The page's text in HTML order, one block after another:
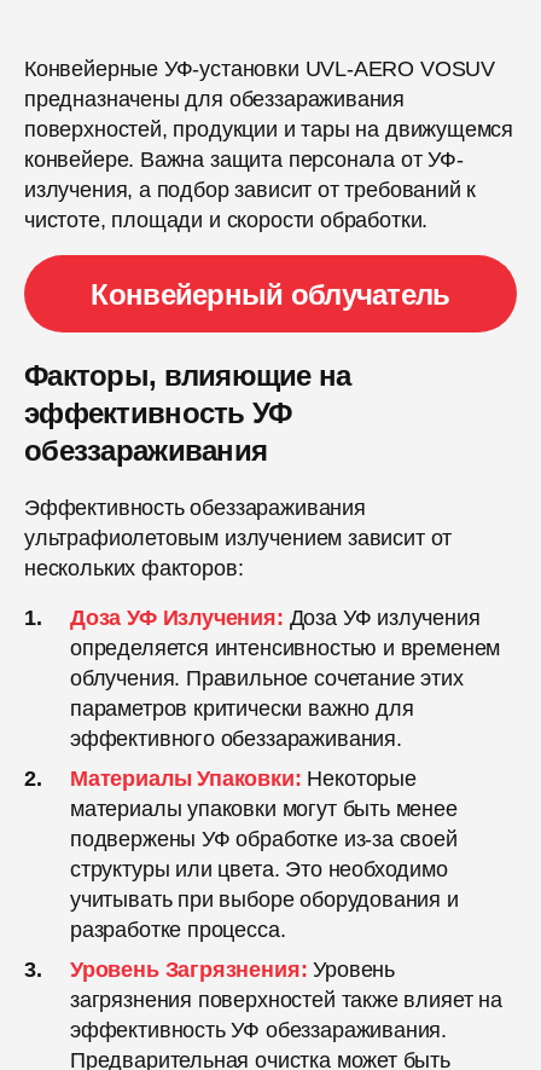
Конвейерные УФ-установки UVL-AERO VOSUV
предназначены для обеззараживания
поверхностей, продукции и тары на движущемся
конвейере. Важна защита персонала от УФ-
излучения, а подбор зависит от требований к
чистоте, площади и скорости обработки.
Конвейерный облучатель
Факторы, влияющие на
эффективность УФ
обеззараживания
Эффективность обеззараживания
ультрафиолетовым излучением зависит от
нескольких факторов:
Доза УФ Излучения: Доза УФ излучения
определяется интенсивностью и временем
облучения. Правильное сочетание этих
параметров критически важно для
эффективного обеззараживания.
Материалы Упаковки: Некоторые
материалы упаковки могут быть менее
подвержены УФ обработке из-за своей
структуры или цвета. Это необходимо
учитывать при выборе оборудования и
разработке процесса.
Уровень Загрязнения: Уровень
загрязнения поверхностей также влияет на
эффективность УФ обеззараживания.
Предварительная очистка может быть